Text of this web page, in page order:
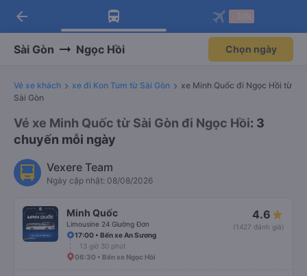
Tải app Vexere ngay!
Nhận ưu đãi thành viên độc
Mở app
Tải app Vexere
-30k/ghế khi đặt vé máy bay qua
Mở app
arrow_back
Sài Gòn Ngọc Hồi Chọn ngày
Vé xe khách xe đi Kon Tum từ Sài Gòn
xe Minh Quốc đi Ngọc Hồi từ
Sài Gòn
Vé xe Minh Quốc từ Sài Gòn đi Ngọc Hồi: 3
chuyến mỗi ngày
Vexere Team
Ngày cập nhật: 08/08/2026
Minh Quốc
Limousine 24 Giường Đơn
4.6
(1427 đánh giá)
17:00 • Bến xe An Sương
13 giờ 30 phút
06:30 • Bến xe Ngọc Hồi